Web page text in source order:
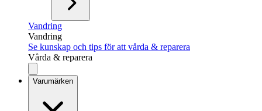
Vandring
Vandring
Se kunskap och tips för att vårda & reparera
Vårda & reparera
Varumärken